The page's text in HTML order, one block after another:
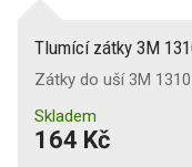
Tlumící zátky 3M
Zátky do uší 3M
Skladem
164 Kč